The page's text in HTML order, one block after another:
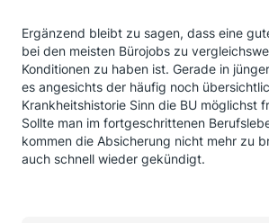
Ergänzend bleibt zu sagen, dass eine
bei den meisten Bürojobs zu
Konditionen zu haben ist. Gerade in
es angesichts der häufig noch
Krankheitshistorie Sinn die BU möglichst
Sollte man im fortgeschrittenen
kommen die Absicherung nicht mehr zu
auch schnell wieder gekündigt.